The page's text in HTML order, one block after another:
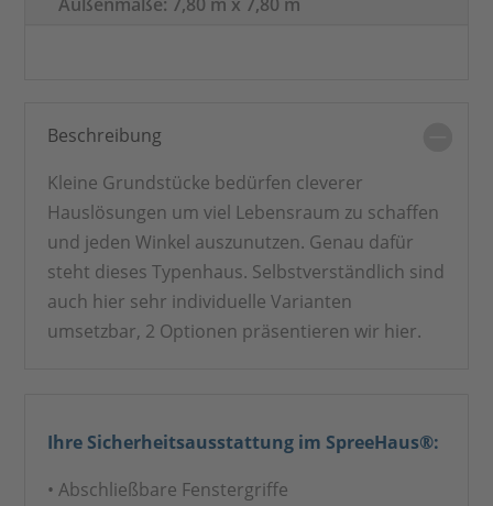
Beschreibung
Kleine Grundstücke bedürfen cleverer
Hauslösungen um viel Lebensraum zu schaffen
und jeden Winkel auszunutzen. Genau dafür
steht dieses Typenhaus. Selbstverständlich sind
auch hier sehr individuelle Varianten
umsetzbar, 2 Optionen präsentieren wir hier.
Ihre Sicherheitsausstattung im SpreeHaus®:
• Abschließbare Fenstergriffe